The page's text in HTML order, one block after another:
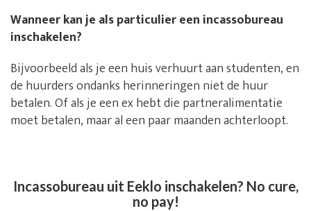
Wanneer kan je als particulier een incassobureau
inschakelen?
Bijvoorbeeld als je een huis verhuurt aan studenten, en
de huurders ondanks herinneringen niet de huur
betalen. Of als je een ex hebt die partneralimentatie
moet betalen, maar al een paar maanden achterloopt.
Incassobureau uit Eeklo inschakelen? No cure,
no pay!